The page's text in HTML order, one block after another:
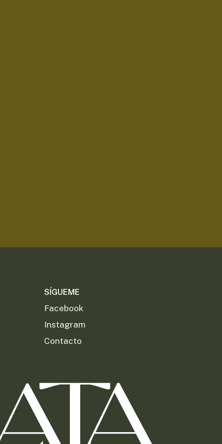
SÍGUEME
Facebook
Instagram
Contacto